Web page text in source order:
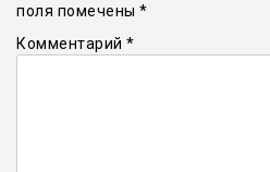
поля помечены *
Комментарий *